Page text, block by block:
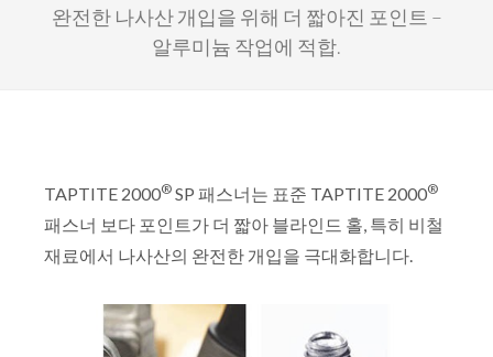
완전한 나사산 개입을 위해 더 짧아진 포인트 –
알루미늄 작업에 적합.
TAPTITE 2000® SP 패스너는 표준 TAPTITE 2000®
패스너 보다 포인트가 더 짧아 블라인드 홀, 특히 비철
재료에서 나사산의 완전한 개입을 극대화합니다.